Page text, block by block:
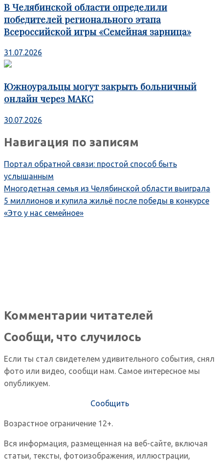
В Челябинской области определили
победителей регионального этапа
Всероссийской игры «Семейная зарница»
31.07.2026
Южноуральцы могут закрыть больничный
онлайн через МАКС
30.07.2026
Навигация по записям
Портал обратной связи: простой способ быть
услышанным
Многодетная семья из Челябинской области выиграла
5 миллионов и купила жильё после победы в конкурсе
«Это у нас семейное»
Комментарии читателей
Сообщи, что случилось
Если ты стал свидетелем удивительного события, снял
фото или видео, сообщи нам. Самое интересное мы
опубликуем.
Сообщить
Возрастное ограничение 12+.
Вся информация, размещенная на веб-сайте, включая
статьи, тексты, фотоизображения, иллюстрации,